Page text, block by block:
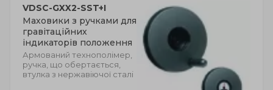
VDSC-GXX2-SST+I
Маховики з ручками для
гравітаційних
індикаторів положення
Армований технополімер,
ручка, що обертається,
втулка з нержавіючої сталі